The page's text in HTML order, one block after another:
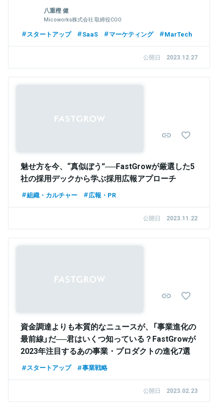
八重樫 健
Micoworks株式会社 取締役COO
スタートアップ SaaS マーケティング MarTech
公開日 2023.12.27
魅せ方を今、“真似ぼう”──FastGrowが厳選した5
社の採用デックから学ぶ採用広報アプローチ
組織・カルチャー 広報・PR
公開日 2023.11.22
資金調達よりも本質的なニュースが、「事業進化の
最前線」だ──君はいくつ知っている？FastGrowが
2023年注目するあの事業・プロダクトの進化7選
スタートアップ 事業戦略
公開日 2023.02.23